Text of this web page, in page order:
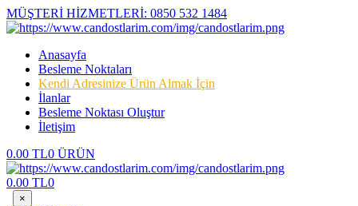
MÜŞTERİ HİZMETLERİ: 0850 532 1484
Anasayfa
Besleme Noktaları
Kendi Adresinize Ürün Almak İçin
İlanlar
Besleme Noktası Oluştur
İletişim
0.00 TL0 ÜRÜN
0.00 TL0
×